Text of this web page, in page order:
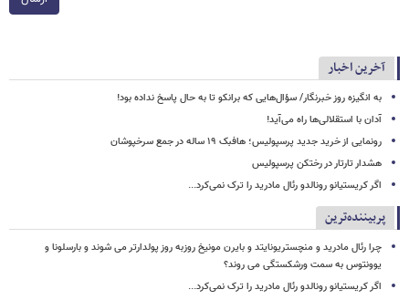
آخرین اخبار
به انگیزه روز خبرنگار/ سؤال‌هایی که برانکو تا به حال پاسخ نداده بود!
آدان با استقلالی‌ها راه می‌آید!
رونمایی از خرید جدید پرسپولیس؛ هافبک ۱۹ ساله در جمع سرخپوشان
هشدار تارتار در رختکن پرسپولیس
اگر کریستیانو رونالدو رئال مادرید را ترک نمی‌کرد...
پربیننده‌ترین
چرا رئال مادرید و منچستریونایتد و بایرن مونیخ روزبه روز پولدارتر می شوند و بارسلونا و
یوونتوس به سمت ورشکستگی می روند؟
اگر کریستیانو رونالدو رئال مادرید را ترک نمی‌کرد...